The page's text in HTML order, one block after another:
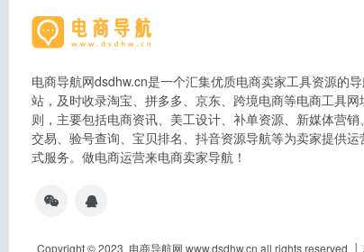
电商导航网dsdhw.cn是一个汇集优质电商卖家工具资源的
站，及时收录淘宝、拼多多、京东、跨境电商等电商工具网
则，主要包括电商资讯、美工设计、补单资源、新媒体营销
交易、验号查询、宝贝排名、抖音资源导航等为卖家提供运
式服务。做电商运营来电商卖家导航！
Copyright © 2023 电商导航网 www.dsdhw.cn all rights reserved │